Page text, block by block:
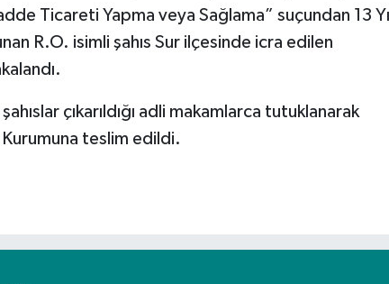
Ticareti Yapma veya Sağlama” suçundan 13 Yıl
R.O. isimli şahıs Sur ilçesinde icra edilen
çıkarıldığı adli makamlarca tutuklanarak
Kurumuna teslim edildi.